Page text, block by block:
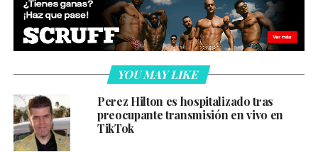
YOU MAY LIKE
Perez Hilton es hospitalizado tras
preocupante transmisión en vivo en
TikTok